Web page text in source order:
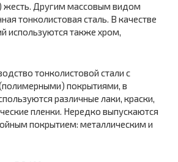
жесть. Другим массовым видом
тонколистовая сталь. В качестве
используются также хром,
тонколистовой стали с
покрытиями, в
различные лаки, краски,
пленки. Нередко выпускаются
покрытием: металлическим и